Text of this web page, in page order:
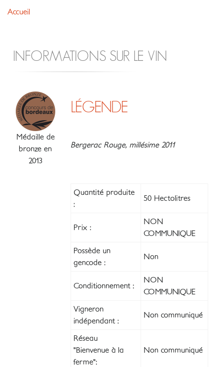
Accueil
INFORMATIONS SUR LE VIN
Médaille de
bronze en
2013
LÉGENDE
Bergerac Rouge, millésime 2011
Quantité produite
:
50 Hectolitres
Prix :
NON
COMMUNIQUE
Possède un
gencode :
Non
Conditionnement :
NON
COMMUNIQUE
Vigneron
indépendant :
Non communiqué
Réseau
"Bienvenue à la
ferme":
Non communiqué